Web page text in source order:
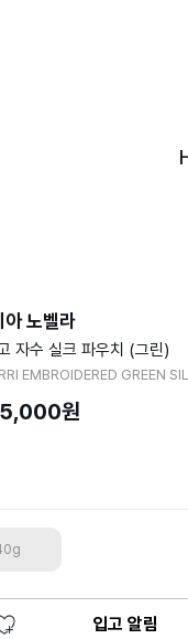
아 노벨라
자수 실크 파우치 (그린)
EMBROIDERED GREEN
원
입고 알림